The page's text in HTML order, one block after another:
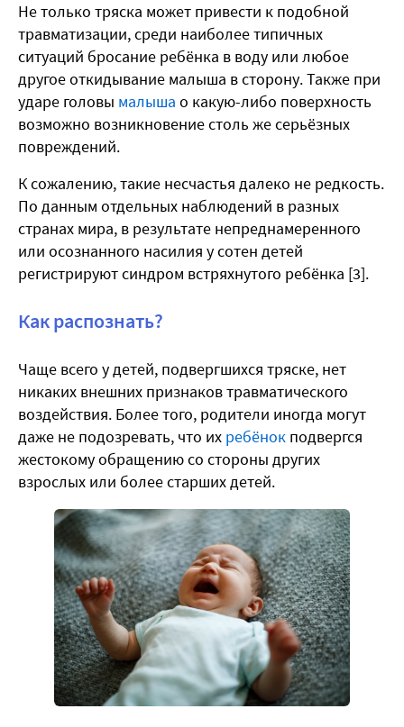
Не только тряска может привести к подобной
травматизации, среди наиболее типичных
ситуаций бросание ребёнка в воду или любое
другое откидывание малыша в сторону. Также при
ударе головы малыша о какую-либо поверхность
возможно возникновение столь же серьёзных
повреждений.
К сожалению, такие несчастья далеко не редкость.
По данным отдельных наблюдений в разных
странах мира, в результате непреднамеренного
или осознанного насилия у сотен детей
регистрируют синдром встряхнутого ребёнка [3].
Как распознать?
Чаще всего у детей, подвергшихся тряске, нет
никаких внешних признаков травматического
воздействия. Более того, родители иногда могут
даже не подозревать, что их ребёнок подвергся
жестокому обращению со стороны других
взрослых или более старших детей.